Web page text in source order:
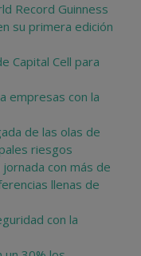
Record Guinness
su primera edición
Capital Cell para
empresas con la
de las olas de
riesgos
con más de
llenas de
con la